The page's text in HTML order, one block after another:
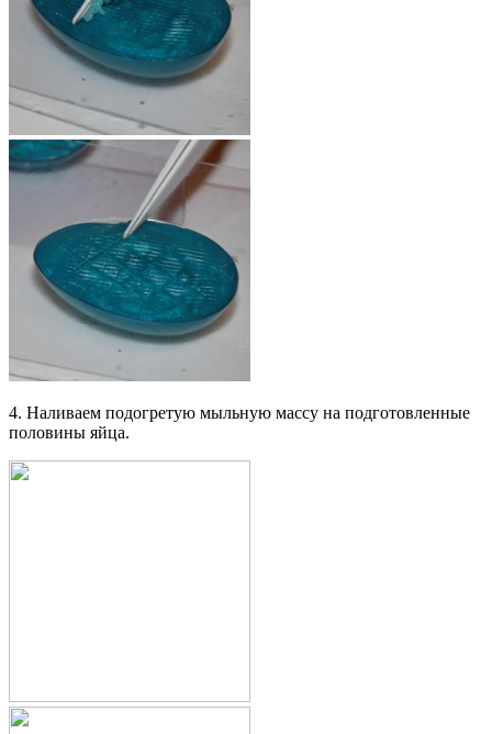
4. Наливаем подогретую мыльную массу на подготовленные
половины яйца.